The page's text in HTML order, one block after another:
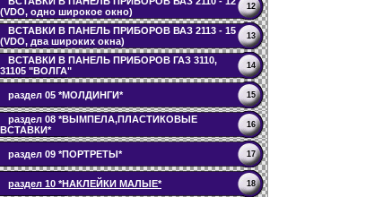
(VDO, одно широкое окно)
12
ВСТАВКИ В ПАНЕЛЬ ПРИБОРОВ ВАЗ 2113 - 15
(VDO, два широких окна)
13
ВСТАВКИ В ПАНЕЛЬ ПРИБОРОВ ГАЗ 3110,
31105 "ВОЛГА"
14
раздел 05 *МОЛДИНГИ* 15
раздел 08 *ВЫМПЕЛА,ПЛАСТИКОВЫЕ
ВСТАВКИ*
16
раздел 09 *ПОРТРЕТЫ* 17
раздел 10 *НАКЛЕЙКИ МАЛЫЕ* 18